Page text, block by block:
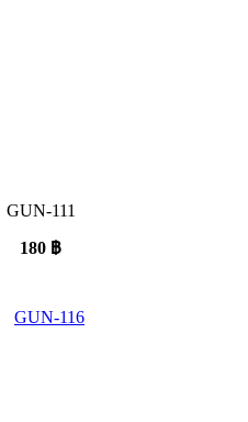
GUN-111
180 ฿